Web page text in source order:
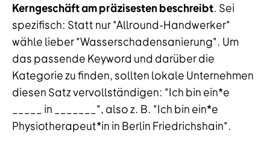
Kerngeschäft am präzisesten beschreibt. Sei
spezifisch: Statt nur "Allround-Handwerker"
wähle lieber "Wasserschadensanierung". Um
das passende Keyword und darüber die
Kategorie zu finden, sollten lokale Unternehmen
diesen Satz vervollständigen: "Ich bin ein*e
_____ in _______", also z. B. "Ich bin ein*e
Physiotherapeut*in in Berlin Friedrichshain".